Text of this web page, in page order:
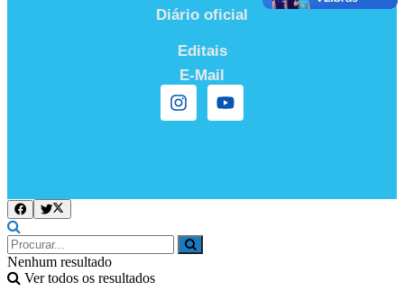
Diário oficial
Editais
E-Mail
Nenhum resultado
Ver todos os resultados